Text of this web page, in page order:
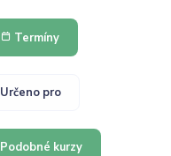
Termíny
Určeno pro
Podobné kurzy